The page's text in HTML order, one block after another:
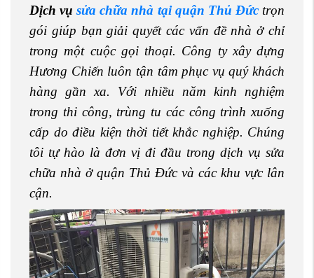
Dịch vụsửa chữa nhà tại quận Thủ Đức trọn
gói giúp bạn giải quyết các vấn đề nhà ở chỉ
trong một cuộc gọi thoại. Công ty xây dựng
Hương Chiến luôn tận tâm phục vụ quý khách
hàng gần xa. Với nhiều năm kinh nghiệm
trong thi công, trùng tu các công trình xuống
cấp do điều kiện thời tiết khắc nghiệp. Chúng
tôi tự hào là đơn vị đi đầu trong dịch vụ sửa
chữa nhà ở quận Thủ Đức và các khu vực lân
cận.